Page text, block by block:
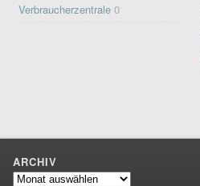
Verbraucherzentrale 0
ARCHIV
Archiv